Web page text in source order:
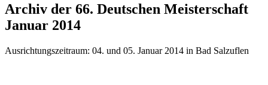
Archiv der 66. Deutschen Meisterschaft
Januar 2014
Ausrichtungszeitraum: 04. und 05. Januar 2014 in Bad Salzuflen